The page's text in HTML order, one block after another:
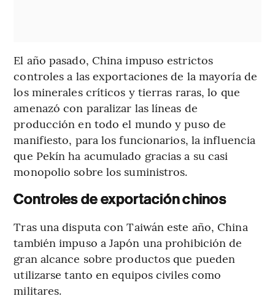
El año pasado, China impuso estrictos
controles a las exportaciones de la mayoría de
los minerales críticos y tierras raras, lo que
amenazó con paralizar las líneas de
producción en todo el mundo y puso de
manifiesto, para los funcionarios, la influencia
que Pekín ha acumulado gracias a su casi
monopolio sobre los suministros.
Controles de exportación chinos
Tras una disputa con Taiwán este año, China
también impuso a Japón una prohibición de
gran alcance sobre productos que pueden
utilizarse tanto en equipos civiles como
militares.